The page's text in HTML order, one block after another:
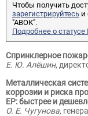
Чтобы получить
зарегистрируйтесь и
"АВОК".
Подробнее о
Спринклерное
Е. Ю. Алёшин,
Металлическая
коррозии и риска
EP: быстрее и
О. Е. Чугунова,